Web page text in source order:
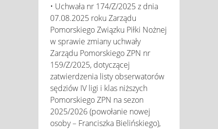
• Uchwała nr 174/Z/2025 z dnia
07.08.2025 roku Zarządu
Pomorskiego Związku Piłki Nożnej
w sprawie zmiany uchwały
Zarządu Pomorskiego ZPN nr
159/Z/2025, dotyczącej
zatwierdzenia listy obserwatorów
sędziów IV ligi i klas niższych
Pomorskiego ZPN na sezon
2025/2026 (powołanie nowej
osoby – Franciszka Bielińskiego),